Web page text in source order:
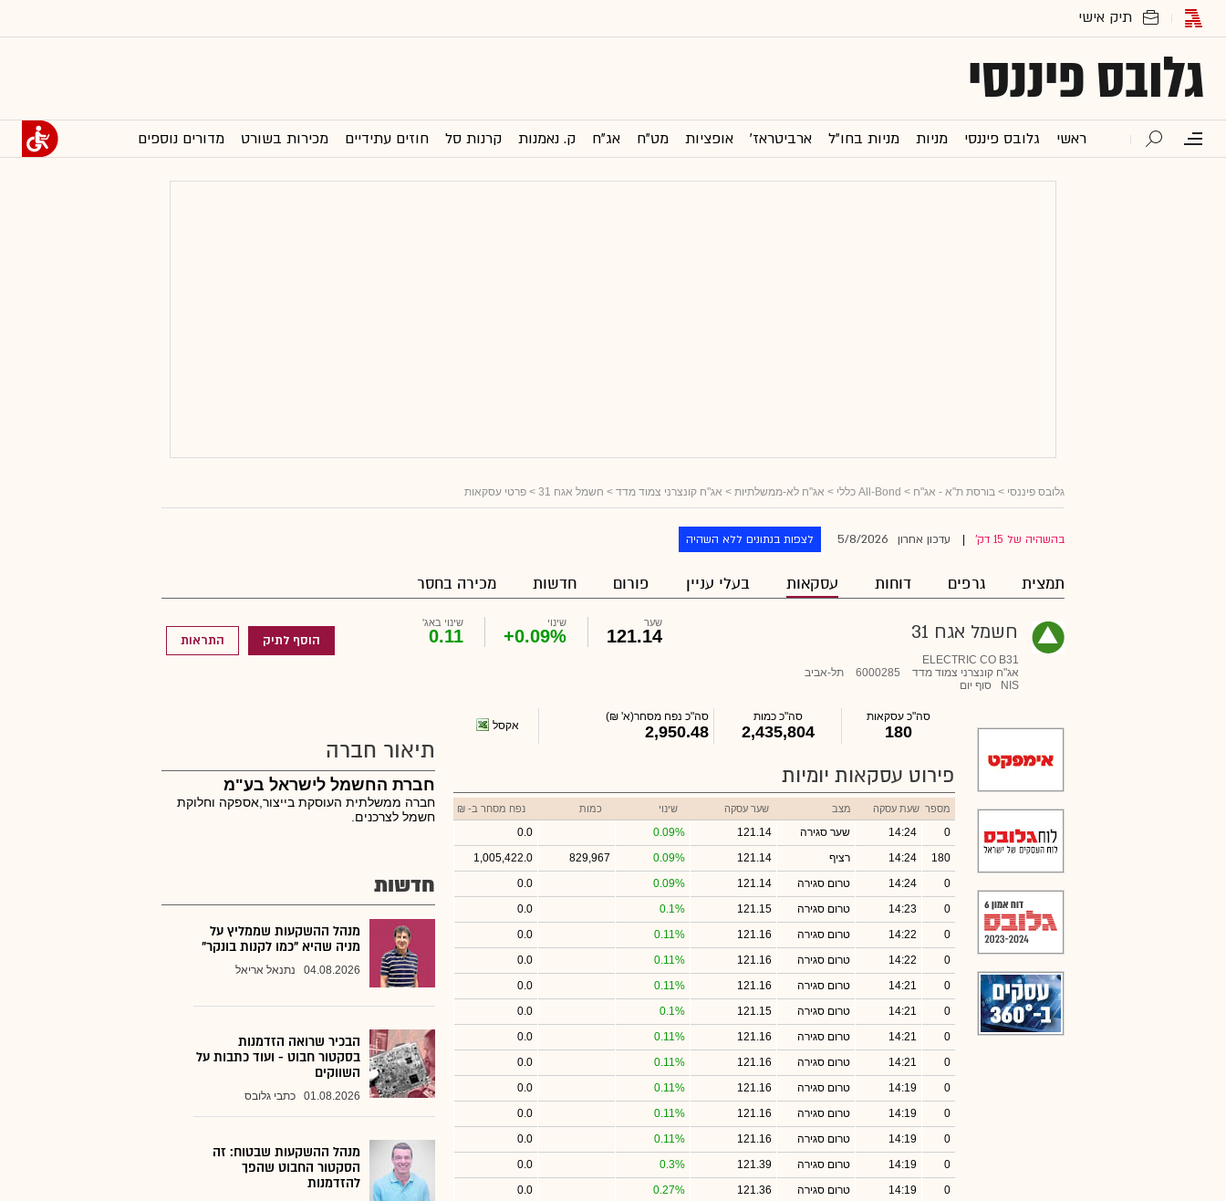
גלובס פיננסי
ראשי גלובס פיננסי מניות מניות בחו"ל ארביטראז' אופציות מט"ח אג"ח ק. נאמנות קרנות סל חוזים עתידיים מכירות בשורט מדורים נוספים
גלובס פיננסי > בורסת ת"א - אג"ח > All-Bond כללי > אג"ח לא-ממשלתיות > אג"ח קונצרני צמוד מדד > חשמל אגח 31 > פרטי עסקאות
בהשהיה של 15 דק' עדכון אחרון 5/8/2026 לצפות בנתונים ללא השהיה
תמצית גרפים דוחות עסקאות בעלי עניין פורום חדשות מכירה בחסר
חשמל אגח 31
ELECTRIC CO B31
אג"ח קונצרני צמוד מדד
6000285
תל-אביב
NIS
סוף יום
שער
121.14
שינוי
+0.09%
שינוי באג'
0.11 הוסף לתיק התראות
סה"כ עסקאות
180
סה"כ כמות
2,435,804
סה"כ נפח מסחר(א' ₪)
2,950.48 אקסל
פירוט עסקאות יומיות
מספר שעת עסקה מצב שער עסקה שינוי כמות נפח מסחר ב- ₪
0
14:24 שער סגירה 121.14
0.09%
0.0
180
14:24 רציף 121.14
0.09%
829,967
1,005,422.0
0
14:24 טרום סגירה 121.14
0.09%
0.0
0
14:23 טרום סגירה 121.15
0.1%
0.0
0
14:22 טרום סגירה 121.16
0.11%
0.0
0
14:22 טרום סגירה 121.16
0.11%
0.0
0
14:21 טרום סגירה 121.16
0.11%
0.0
0
14:21 טרום סגירה 121.15
0.1%
0.0
0
14:21 טרום סגירה 121.16
0.11%
0.0
0
14:21 טרום סגירה 121.16
0.11%
0.0
0
14:19 טרום סגירה 121.16
0.11%
0.0
0
14:19 טרום סגירה 121.16
0.11%
0.0
0
14:19 טרום סגירה 121.16
0.11%
0.0
0
14:19 טרום סגירה 121.39
0.3%
0.0
0
14:19 טרום סגירה 121.36
0.27%
0.0
תיאור חברה
חברת החשמל לישראל בע"מ
חברה ממשלתית העוסקת בייצור,אספקה וחלוקת
חשמל לצרכנים.
חדשות
מנהל ההשקעות שממליץ על
מניה שהיא "כמו לקנות בונקר"
04.08.2026 נתנאל אריאל
הבכיר שרואה הזדמנות
בסקטור חבוט - ועוד כתבות על
השווקים
01.08.2026 כתבי גלובס
מנהל ההשקעות שבטוח: זה
הסקטור החבוט שהפך
להזדמנות